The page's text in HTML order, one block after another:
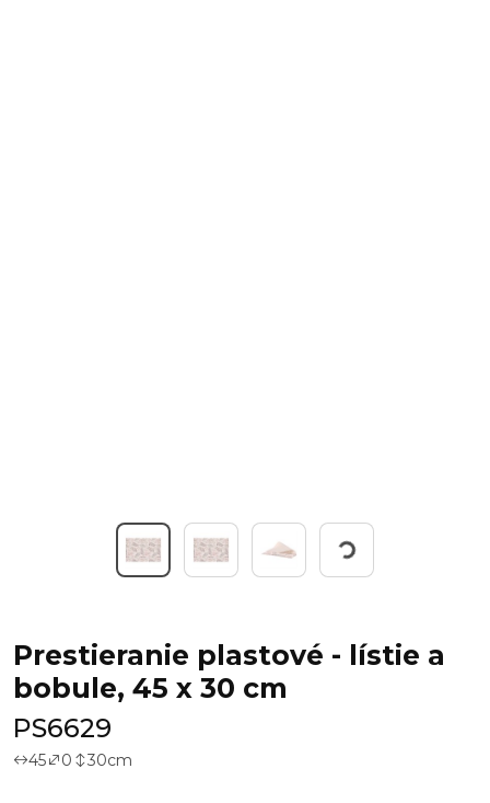
Working...
Prestieranie plastové - lístie a
bobule, 45 x 30 cm
PS6629
45 0 30cm